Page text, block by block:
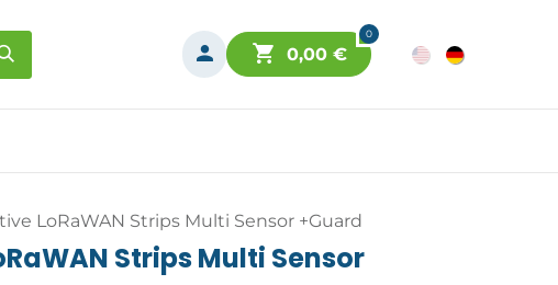
0
0,00€
LoRaWAN Strips Multi Sensor +Guard
Strips Multi Sensor